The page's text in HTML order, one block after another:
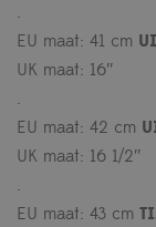
.
EU maat: 41 cm
UK maat: 16″
.
EU maat: 42 cm
UK maat: 16 1/2″
.
EU maat: 43 cm